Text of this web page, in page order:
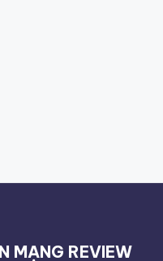
MẠNG REVIEW